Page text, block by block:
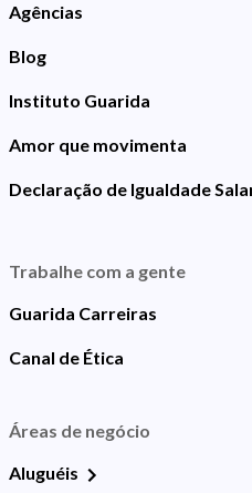
Agências
Blog
Instituto Guarida
Amor que movimenta
Declaração de Igualdade
Trabalhe com a gente
Guarida Carreiras
Canal de Ética
Áreas de negócio
Aluguéis